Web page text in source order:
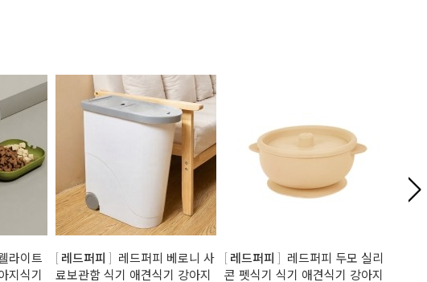
라이트
지식기
레드퍼피
레드퍼피 베로니 사
료보관함 식기 애견식기 강아지
레드퍼피
레드퍼피 두모 실리
콘 펫식기 식기 애견식기 강아지